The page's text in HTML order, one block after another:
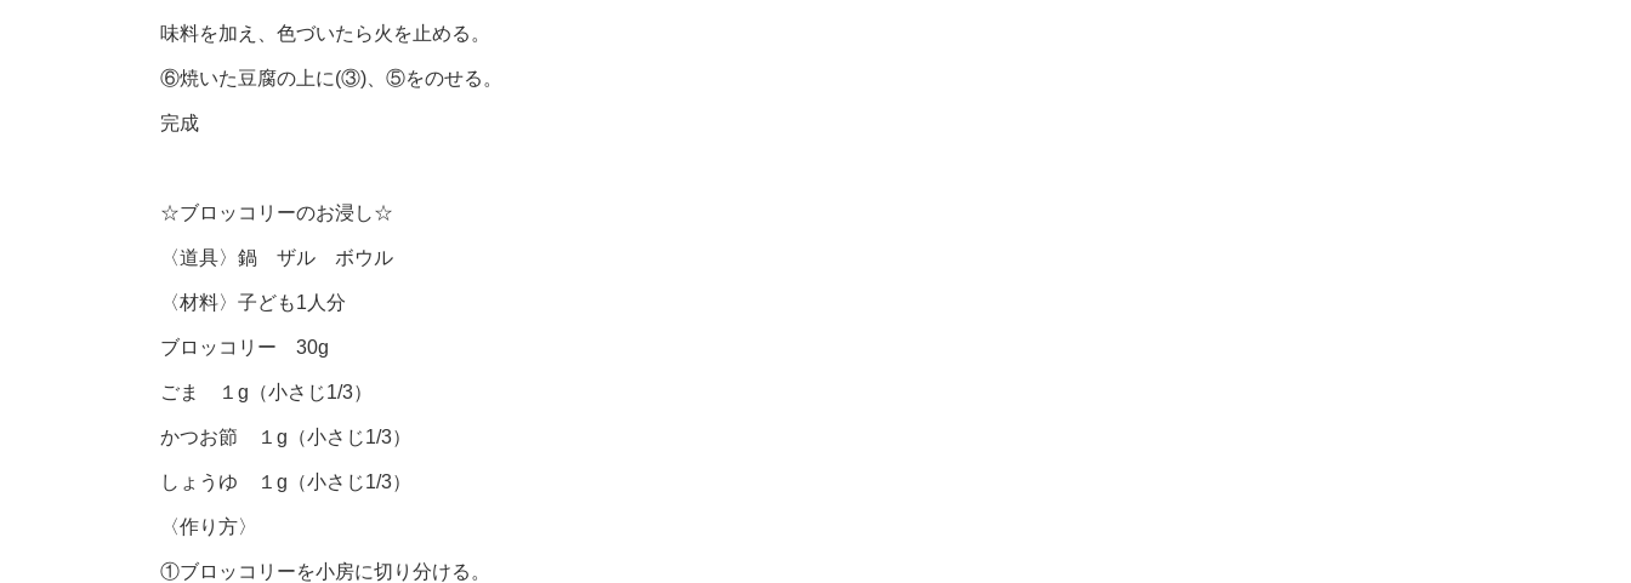
味料を加え、色づいたら火を止める。
⑥焼いた豆腐の上に(③)、⑤をのせる。
完成
☆ブロッコリーのお浸し☆
〈道具〉鍋 ザル ボウル
〈材料〉子ども1人分
ブロッコリー 30g
ごま １g（小さじ1/3）
かつお節 １g（小さじ1/3）
しょうゆ １g（小さじ1/3）
〈作り方〉
①ブロッコリーを小房に切り分ける。